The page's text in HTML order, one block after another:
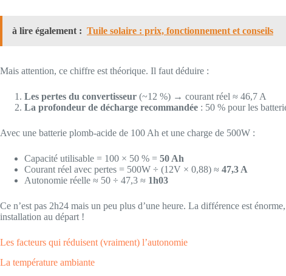
à lire également : Tuile solaire : prix, fonctionnement et conseils
Mais attention, ce chiffre est théorique. Il faut déduire :
Les pertes du convertisseur (~12 %) → courant réel ≈ 46,7 A
La profondeur de décharge recommandée : 50 % pour les
Avec une batterie plomb-acide de 100 Ah et une charge de 500W :
Capacité utilisable = 100 × 50 % = 50 Ah
Courant réel avec pertes = 500W ÷ (12V × 0,88) ≈ 47,3 A
Autonomie réelle ≈ 50 ÷ 47,3 ≈ 1h03
Ce n’est pas 2h24 mais un peu plus d’une heure. La différence est
installation au départ !
Les facteurs qui réduisent (vraiment) l’autonomie
La température ambiante